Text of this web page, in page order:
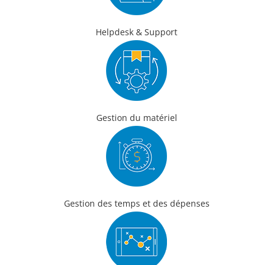
Helpdesk & Support
Gestion du matériel
Gestion des temps et des dépenses